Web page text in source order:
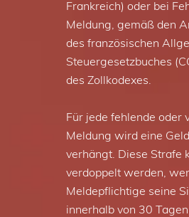
Frankreich) oder bei
Meldung, gemäß den
des französischen
Steuergesetzbuches
des Zollkodexes.
Für jede fehlende oder
Meldung wird eine
verhängt. Diese Strafe
verdoppelt werden,
Meldepflichtige seine
innerhalb von 30